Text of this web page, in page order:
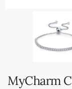
MyCharm